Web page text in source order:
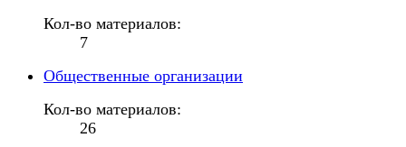
Кол-во материалов:
7
Общественные организации
Кол-во материалов:
26